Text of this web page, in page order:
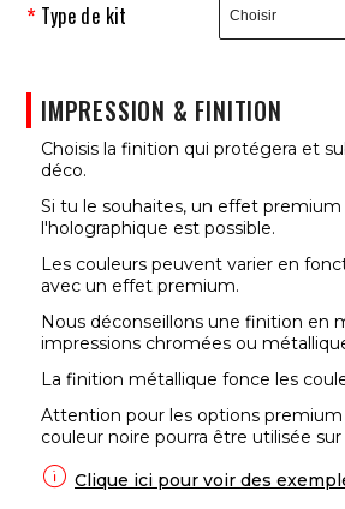
Type de kit
IMPRESSION & FINITION
Choisis la finition qui protégera et
déco.
Si tu le souhaites, un effet
l'holographique est possible.
Les couleurs peuvent varier en
avec un effet premium.
Nous déconseillons une finition en
impressions chromées ou
La finition métallique fonce les
Attention pour les options
couleur noire pourra être utilisée sur
 Clique ici pour voir des